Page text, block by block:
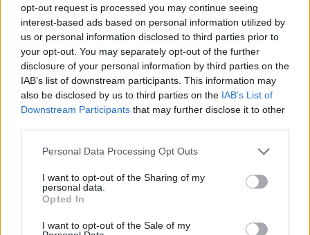
opt-out request is processed you may continue seeing
interest-based ads based on personal information utilized by
us or personal information disclosed to third parties prior to
your opt-out. You may separately opt-out of the further
disclosure of your personal information by third parties on the
IAB’s list of downstream participants. This information may
also be disclosed by us to third parties on the IAB’s List of
Downstream Participants that may further disclose it to other
Please note that this website/app uses one or more Google
not limited to your visit or usage behaviour. You may click to
grant or deny consent to Google and its third-party tags to
use your data for below specified purposes in below Google
consent section.
Personal Data Processing Opt Outs
I want to opt-out of the Sharing of my
personal data.
Opted In
I want to opt-out of the Sale of my
ράφια των μεγαλύτερων αλυσίδων σούπερ
μάρκετ όλης της χώρας, ενώ ταυτόχρονα
πραγματοποιούνται και επιλεκτικές εξαγωγικές
προσπάθειες στην Αμερική, την Κύπρο, την
Πολωνία και τη Γερμανία.
Οι εξαγωγές της εταιρείας αντιστοιχούν κάτω του
αποκλειστικά σε αλυσίδες delicatessen,
εστιατόρια του εξωτερικού κ.α.